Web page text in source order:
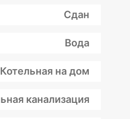
Сдан
Вода
Котельная на дом
канализация